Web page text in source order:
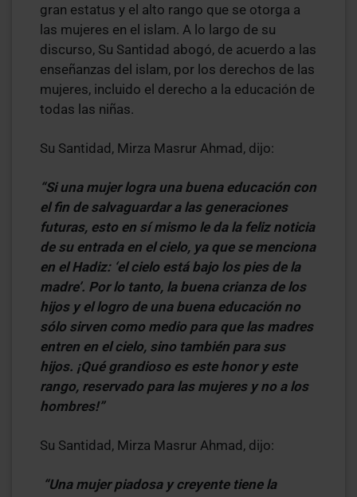
gran estatus y el alto rango que se otorga a
las mujeres en el islam. A lo largo de su
discurso, Su Santidad abogó, de acuerdo a las
enseñanzas del islam, por los derechos de las
mujeres, incluido el derecho a la educación de
todas las niñas.
Su Santidad, Mirza Masrur Ahmad, dijo:
“Si una mujer logra una buena educación con
el fin de salvaguardar a las generaciones
futuras, esto en sí mismo le da la feliz noticia
de su entrada en el cielo, ya que se menciona
en el Hadiz: ‘el cielo está bajo los pies de la
madre’. Por lo tanto, la buena crianza de los
hijos y el logro de una buena educación no
sólo sirven como medio para que las madres
entren en el cielo, sino también para sus
hijos. ¡Qué grandioso es este honor y este
rango, reservado para las mujeres y no a los
hombres!”
Su Santidad, Mirza Masrur Ahmad, dijo:
“Una mujer piadosa y creyente tiene la